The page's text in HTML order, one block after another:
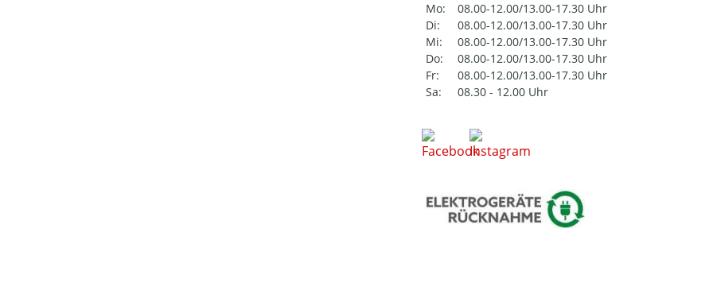
Mo:
08.00-12.00/13.00-17.30 Uhr
Di:
08.00-12.00/13.00-17.30 Uhr
Mi:
08.00-12.00/13.00-17.30 Uhr
Do:
08.00-12.00/13.00-17.30 Uhr
Fr:
08.00-12.00/13.00-17.30 Uhr
Sa:
08.30 - 12.00 Uhr